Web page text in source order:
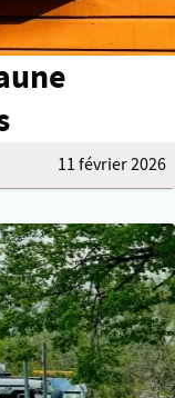
11 février 2026